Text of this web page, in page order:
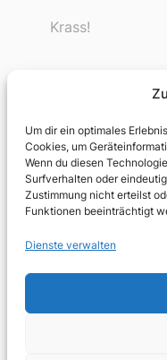
Um dir ein optimales
Cookies, um
Wenn du diesen
Surfverhalten oder
Zustimmung nicht erteilst
Funktionen beeinträchtigt
Dienste verwalten
Krass!